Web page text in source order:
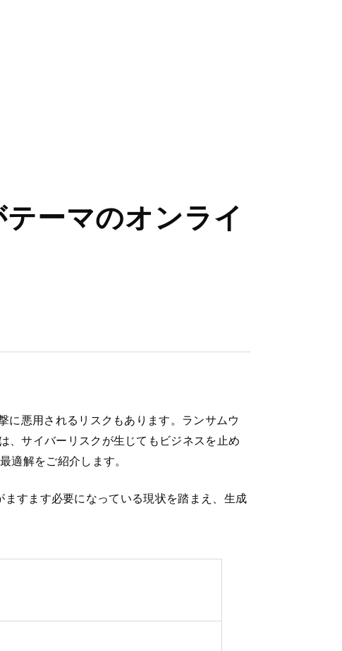
ーマのオンライ
に悪用されるリスクもあります。ランサムウ
、サイバーリスクが生じてもビジネスを止め
適解をご紹介します。
すます必要になっている現状を踏まえ、生成